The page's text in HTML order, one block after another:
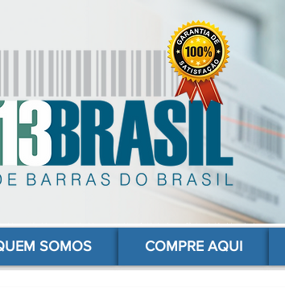
de barras, código de barras online, código de barras para produtos, gs1, código brasileiro, ean 13 universal, código de barras barato
SOMOS COMPRE AQUI